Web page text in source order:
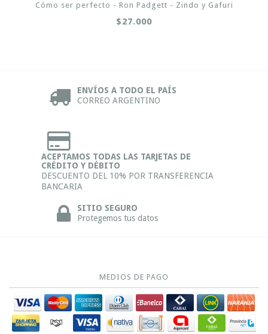
Cómo ser perfecto - Ron Padgett - Zindo y Gafuri
$27.000
ENVÍOS A TODO EL PAÍS
CORREO ARGENTINO
ACEPTAMOS TODAS LAS TARJETAS DE
CRÉDITO Y DÉBITO
DESCUENTO DEL 10% POR TRANSFERENCIA
BANCARIA
SITIO SEGURO
Protegemos tus datos
MEDIOS DE PAGO